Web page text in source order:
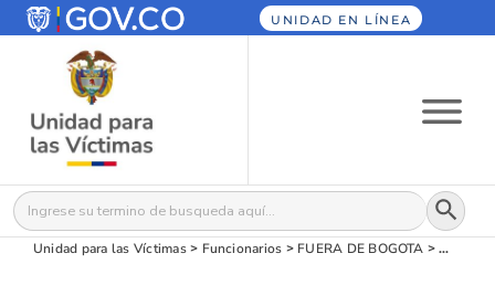
UNIDAD EN LÍNEA
Buscar: Botón
Unidad para las Víctimas> Funcionarios > FUERA DE BOGOTA >Walter